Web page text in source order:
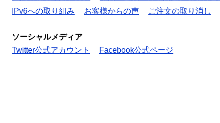
IPv6への取り組み
お客様からの声 ご注文の取り消し
ソーシャルメディア
Twitter公式アカウント
Facebook公式ページ